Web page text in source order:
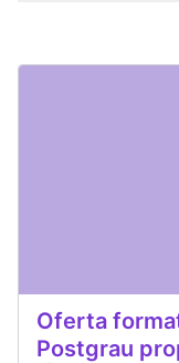
Oferta
Postgrau